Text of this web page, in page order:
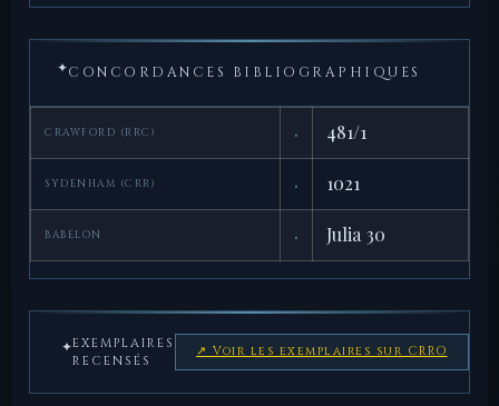
✦CONCORDANCES BIBLIOGRAPHIQUES
CRAWFORD (RRC) · 481/1
SYDENHAM (CRR) · 1021
BABELON · Julia 30
✦EXEMPLAIRES
RECENSÉS
↗ Voir les exemplaires sur CRRO